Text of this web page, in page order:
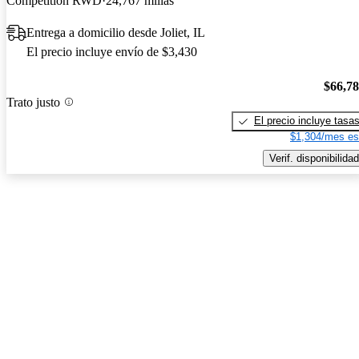
Entrega a domicilio desde Joliet, IL
El precio incluye envío de $3,430
Trato justo
El precio incluye tasas
$1,304/mes
Verif. disponibilidad